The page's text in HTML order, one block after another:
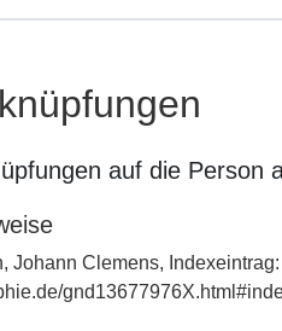
auf die Person
Johann Clemens,